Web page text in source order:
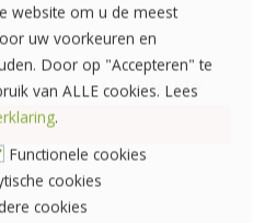
€17,85incl. BTW
website om u de meest
uw voorkeuren en
Door op "Accepteren" te
van ALLE cookies. Lees
.
Functionele cookies
cookies
cookies